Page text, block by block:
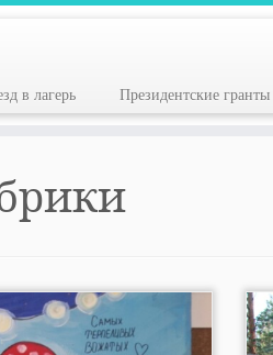
в лагерь Президентские гранты